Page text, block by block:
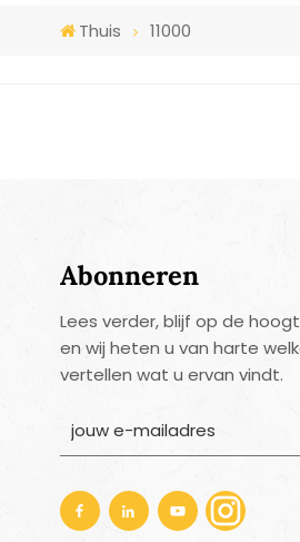
Thuis 11000
Abonneren
Lees verder, blijf op de
en wij heten u van harte
vertellen wat u ervan vindt.